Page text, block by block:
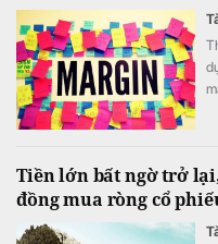
Tiền lớn bất ngờ trở
đồng mua ròng cổ